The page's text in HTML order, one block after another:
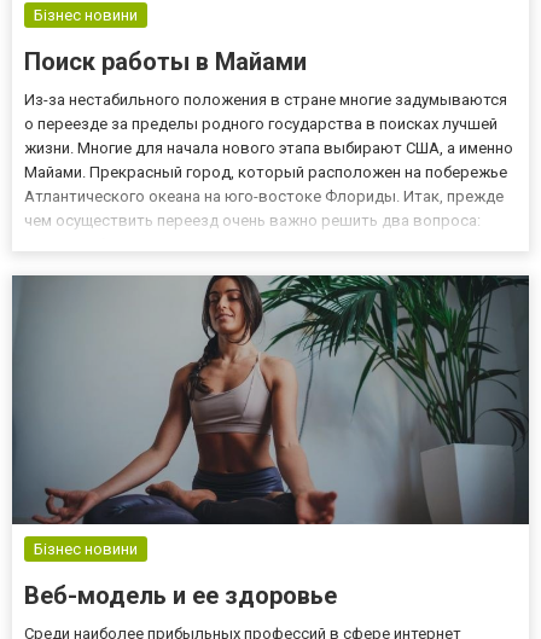
Бізнес новини
Поиск работы в Майами
Из-за нестабильного положения в стране многие задумываются
о переезде за пределы родного государства в поисках лучшей
жизни. Многие для начала нового этапа выбирают США, а именно
Майами. Прекрасный город, который расположен на побережье
Атлантического океана на юго-востоке Флориды. Итак, прежде
чем осуществить переезд очень важно решить два вопроса:
Бізнес новини
Веб-модель и ее здоровье
Среди наиболее прибыльных профессий в сфере интернет